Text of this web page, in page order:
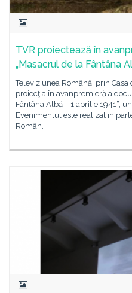
TVR proiectează în
„Masacrul de la Fântâna
Televiziunea Română, prin
proiecţia în avanpremieră a
Fântâna Albă – 1 aprilie 1941”,
Evenimentul este realizat în
Român.